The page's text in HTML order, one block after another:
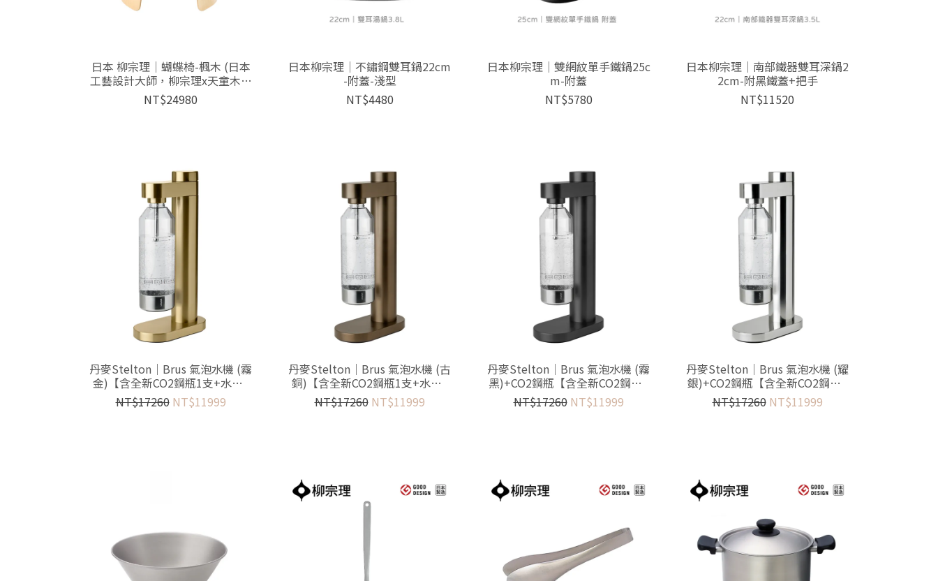
日本 柳宗理│蝴蝶椅-楓木 (日本
工藝設計大師，柳宗理x天童木工
經典設計傢俱，MOMA永久收藏)
NT$24980
日本柳宗理│不鏽鋼雙耳鍋22cm
-附蓋-淺型
NT$4480
日本柳宗理│雙網紋單手鐵鍋25c
m-附蓋
NT$5780
日本柳宗理│南部鐵器雙耳深鍋2
2cm-附黑鐵蓋+把手
NT$11520
丹麥Stelton│Brus 氣泡水機 (霧
金)【含全新CO2鋼瓶1支+水瓶2
只】
NT$17260 NT$11999
丹麥Stelton│Brus 氣泡水機 (古
銅)【含全新CO2鋼瓶1支+水瓶2
只】
NT$17260 NT$11999
丹麥Stelton│Brus 氣泡水機 (霧
黑)+CO2鋼瓶【含全新CO2鋼瓶1
支+水瓶2只】
NT$17260 NT$11999
丹麥Stelton│Brus 氣泡水機 (耀
銀)+CO2鋼瓶【含全新CO2鋼瓶1
支+水瓶2只】
NT$17260 NT$11999